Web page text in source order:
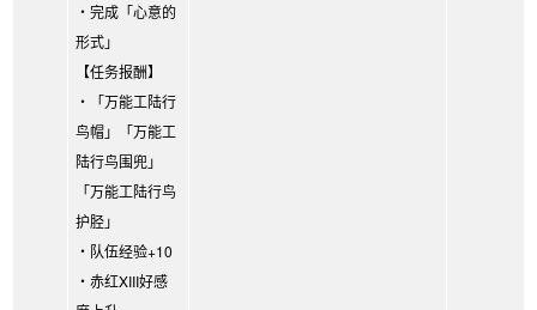
・完成「心意的
形式」
【任务报酬】
・「万能工陆行
鸟帽」「万能工
陆行鸟围兜」
「万能工陆行鸟
护胫」
・队伍经验+10
・赤红XIII好感